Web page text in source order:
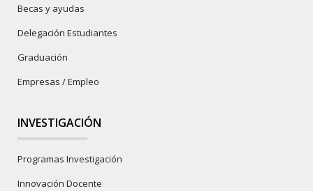
Becas y ayudas
Delegación Estudiantes
Graduación
Empresas / Empleo
INVESTIGACIÓN
Programas Investigación
Innovación Docente